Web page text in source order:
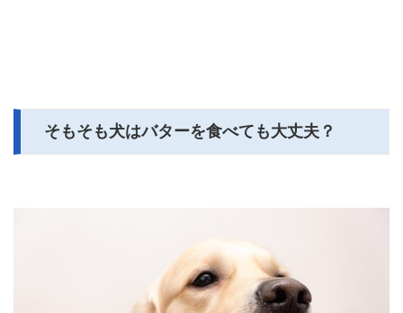
そもそも犬はバターを食べても大丈夫？